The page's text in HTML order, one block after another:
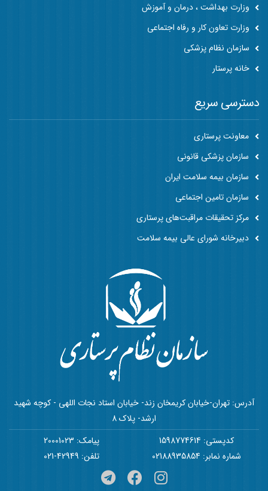
وزارت بهداشت ، درمان و آموزش
وزارت تعاون کار و رفاه اجتماعی
سازمان نظام پزشکی
خانه پرستار
آدرس: تهران-خیابان کریمخان زند- خیابان استاد نجات اللهی - کوچه شهید
ارشد- پلاک 8
کدپستی: 1598774614
پیامک: 20001023
شماره نمابر: 02188935854
تلفن: 42949-021
دسترسی سریع
معاونت پرستاری
سازمان پزشکی قانونی
سازمان بیمه سلامت ایران
سازمان تامین اجتماعی
مرکز تحقیقات مراقبت‌های پرستاری
دبیرخانه شورای عالی بیمه سلامت